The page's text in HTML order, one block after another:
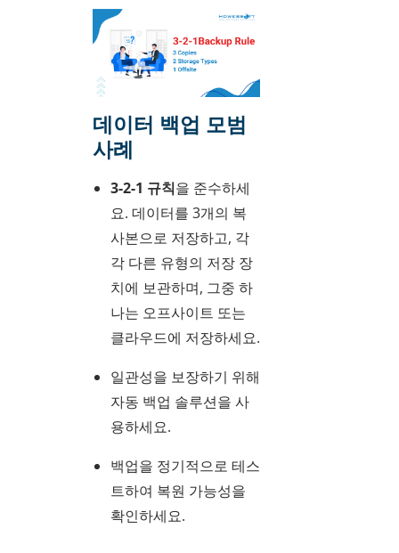
데이터 백업 모범
사례
3-2-1 규칙을 준수하세
요. 데이터를 3개의 복
사본으로 저장하고, 각
각 다른 유형의 저장 장
치에 보관하며, 그중 하
나는 오프사이트 또는
클라우드에 저장하세요.
일관성을 보장하기 위해
자동 백업 솔루션을 사
용하세요.
백업을 정기적으로 테스
트하여 복원 가능성을
확인하세요.